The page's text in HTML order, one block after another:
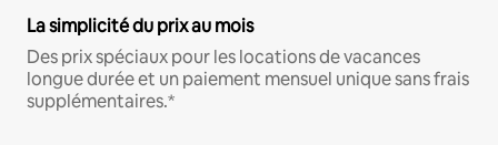
La simplicité du prix au mois
Des prix spéciaux pour les locations de vacances
longue durée et un paiement mensuel unique sans frais
supplémentaires.*